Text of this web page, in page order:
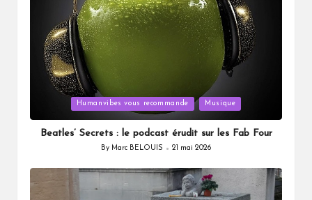
in
Humanvibes vous recommande Musique
Beatles’ Secrets : le podcast érudit sur les Fab Four
Posted
By Marc BELOUIS 21 mai 2026